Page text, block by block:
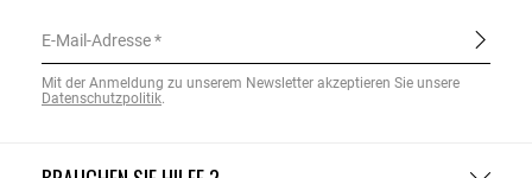
E-Mail-Adresse
Mit der Anmeldung zu unserem Newsletter akzeptieren Sie unsere
Datenschutzpolitik.